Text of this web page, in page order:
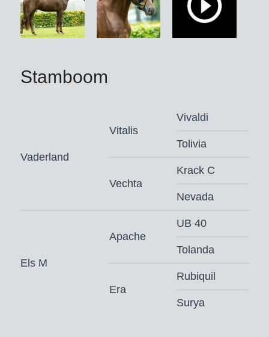
Stamboom
Vaderland
Vitalis
Vivaldi
Tolivia
Vechta
Krack C
Nevada
Els M
Apache
UB 40
Tolanda
Era
Rubiquil
Surya